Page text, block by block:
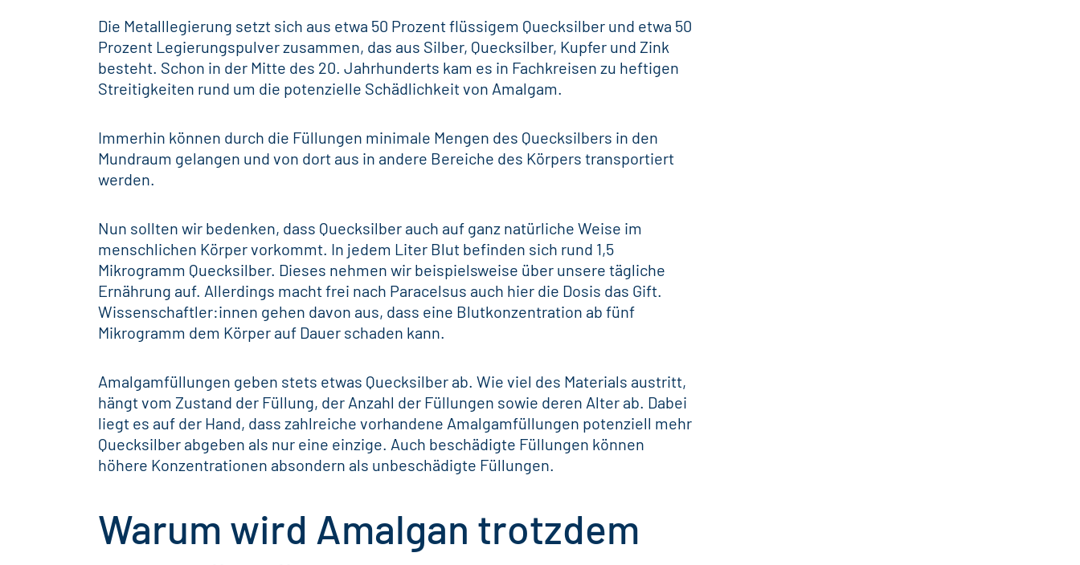
Die Metalllegierung setzt sich aus etwa 50 Prozent flüssigem Quecksilber und etwa 50
Prozent Legierungspulver zusammen, das aus Silber, Quecksilber, Kupfer und Zink
besteht. Schon in der Mitte des 20. Jahrhunderts kam es in Fachkreisen zu heftigen
Streitigkeiten rund um die potenzielle Schädlichkeit von Amalgam.
Immerhin können durch die Füllungen minimale Mengen des Quecksilbers in den
Mundraum gelangen und von dort aus in andere Bereiche des Körpers transportiert
werden.
Nun sollten wir bedenken, dass Quecksilber auch auf ganz natürliche Weise im
menschlichen Körper vorkommt. In jedem Liter Blut befinden sich rund 1,5
Mikrogramm Quecksilber. Dieses nehmen wir beispielsweise über unsere tägliche
Ernährung auf. Allerdings macht frei nach Paracelsus auch hier die Dosis das Gift.
Wissenschaftler:innen gehen davon aus, dass eine Blutkonzentration ab fünf
Mikrogramm dem Körper auf Dauer schaden kann.
Amalgamfüllungen geben stets etwas Quecksilber ab. Wie viel des Materials austritt,
hängt vom Zustand der Füllung, der Anzahl der Füllungen sowie deren Alter ab. Dabei
liegt es auf der Hand, dass zahlreiche vorhandene Amalgamfüllungen potenziell mehr
Quecksilber abgeben als nur eine einzige. Auch beschädigte Füllungen können
höhere Konzentrationen absondern als unbeschädigte Füllungen.
Warum wird Amalgan trotzdem